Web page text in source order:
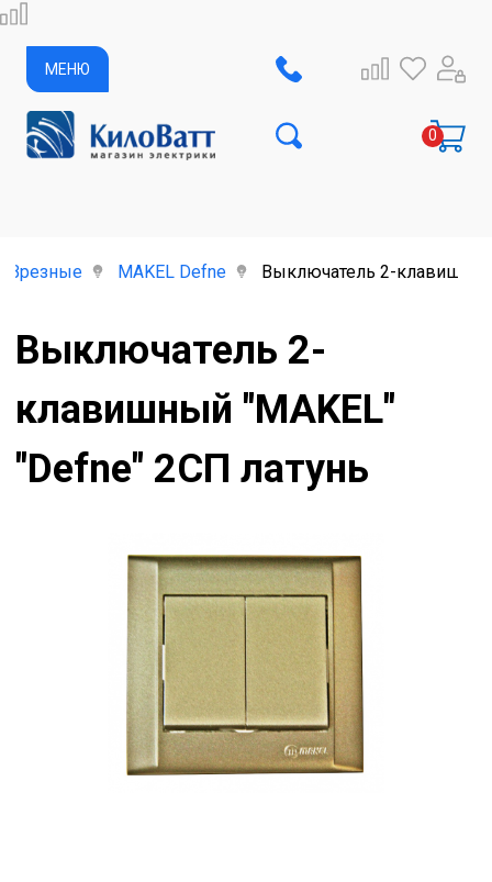
МЕНЮ
Врезные MAKEL Defne Выключатель 2-
Выключатель 2-
клавишный "MAKEL"
"Defne" 2СП латунь